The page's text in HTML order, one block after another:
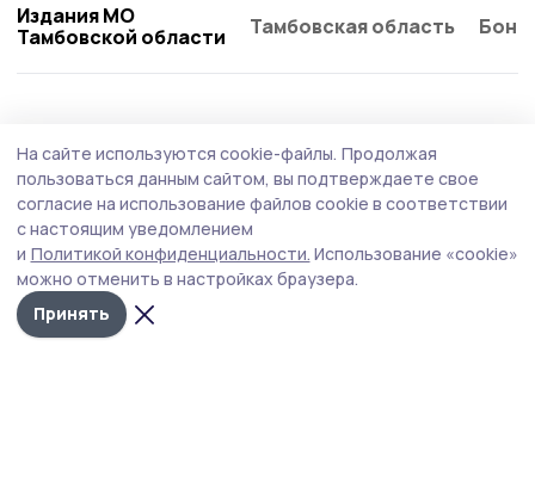
Издания МО
Тамбовской области
Тамбовская область
Фотографиями трофеев поделилась
жительница Рассказова в соцсетях
На тихую охоту вышла опытный грибник Наталия
Служеникина.
На сайте используются cookie-файлы. Продолжая
пользоваться данным сайтом, вы подтверждаете свое
согласие на использование файлов cookie в соответствии
с настоящим уведомлением
и Политикой конфиденциальности. Использование «cookie»
можно отменить в настройках браузера.
Принять